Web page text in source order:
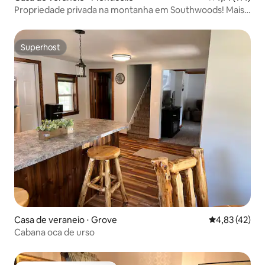
Propriedade privada na montanha em Southwoods! Mais
Superhost
Superhost
Casa de veraneio ⋅ Grove 4,83 de uma
4,83 (42)
Cabana oca de urso